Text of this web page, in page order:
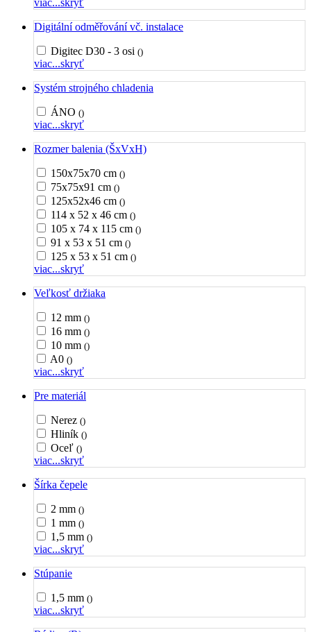
viac...skryť
Digitální odměřování vč. instalace
Digitec D30 - 3 osi ()
viac...skryť
Systém strojného chladenia
ÁNO ()
viac...skryť
Rozmer balenia (ŠxVxH)
150x75x70 cm ()
75x75x91 cm ()
125x52x46 cm ()
114 x 52 x 46 cm ()
105 x 74 x 115 cm ()
91 x 53 x 51 cm ()
125 x 53 x 51 cm ()
viac...skryť
Veľkosť držiaka
12 mm ()
16 mm ()
10 mm ()
A0 ()
viac...skryť
Pre materiál
Nerez ()
Hliník ()
Oceľ ()
viac...skryť
Šírka čepele
2 mm ()
1 mm ()
1,5 mm ()
viac...skryť
Stúpanie
1,5 mm ()
viac...skryť